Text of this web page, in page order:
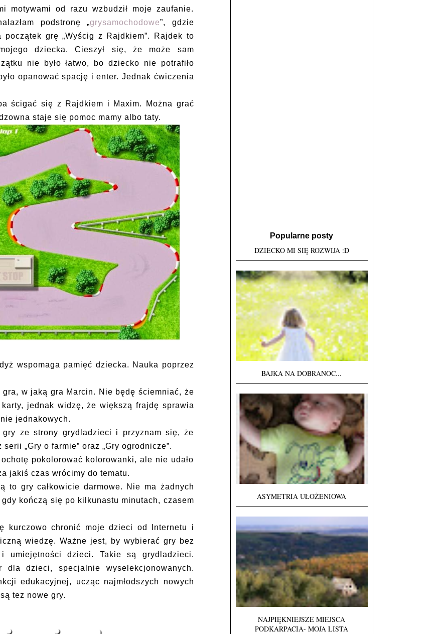
motywami od razu wzbudził moje zaufanie.
podstronę „grysamochodowe”, gdzie
grę „Wyścig z Rajdkiem”. Rajdek to
dziecka. Cieszył się, że może sam
nie było łatwo, bo dziecko nie potrafiło
opanować spację i enter. Jednak ćwiczenia
ścigać się z Rajdkiem i Maxim. Można grać
staje się pomoc mamy albo taty.
wspomaga pamięć dziecka. Nauka poprzez
w jaką gra Marcin. Nie będę ściemniać, że
jednak widzę, że większą frajdę sprawia
jednakowych.
ze strony grydladzieci i przyznam się, że
„Gry o farmie” oraz „Gry ogrodnicze”.
pokolorować kolorowanki, ale nie udało
jakiś czas wrócimy do tematu.
to gry całkowicie darmowe. Nie ma żadnych
kończą się po kilkunastu minutach, czasem
kurczowo chronić moje dzieci od Internetu i
wiedzę. Ważne jest, by wybierać gry bez
umiejętności dzieci. Takie są grydladzieci.
dzieci, specjalnie wyselekcjonowanych.
edukacyjnej, ucząc najmłodszych nowych
tez nowe gry.
Popularne posty
DZIECKO MI SIĘ ROZWIJA :D
BAJKA NA DOBRANOC...
ASYMETRIA UŁOŻENIOWA
NAJPIĘKNIEJSZE MIEJSCA
PODKARPACIA- MOJA LISTA